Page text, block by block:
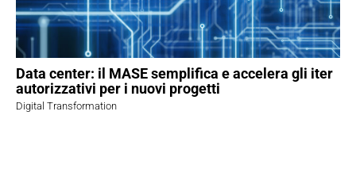
Data center: il MASE semplifica e accelera gli iter
autorizzativi per i nuovi progetti
Digital Transformation